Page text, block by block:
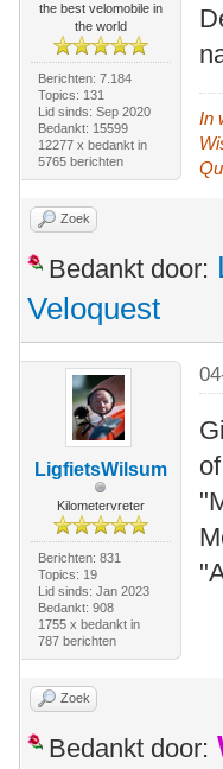
the best velomobile in
the world
Berichten: 7.184
Topics: 131
Lid sinds: Sep 2020
Bedankt: 15599
12277 x bedankt in
5765 berichten
In
Zoek
Bedankt door:
Veloquest
LigfietsWilsum
Kilometervreter
Berichten: 831
Topics: 19
Lid sinds: Jan 2023
Bedankt: 908
1755 x bedankt in
787 berichten
Zoek
Bedankt door: